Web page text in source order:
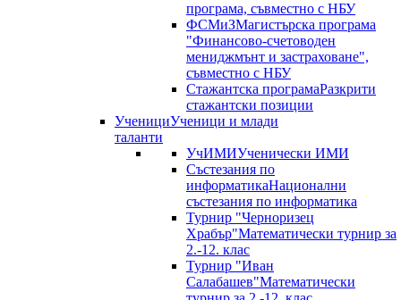
програма, съвместно с НБУ
ФСМиЗМагистърска програма
"Финансово-счетоводен
мениджмънт и застраховане",
съвместно с НБУ
Стажантска програмаРазкрити
стажантски позиции
УченициУченици и млади
таланти
УчИМИУченически ИМИ
Състезания по
информатикаНационални
състезания по информатика
Турнир "Черноризец
Храбър"Математически турнир за
2.-12. клас
Турнир "Иван
Салабашев"Математически